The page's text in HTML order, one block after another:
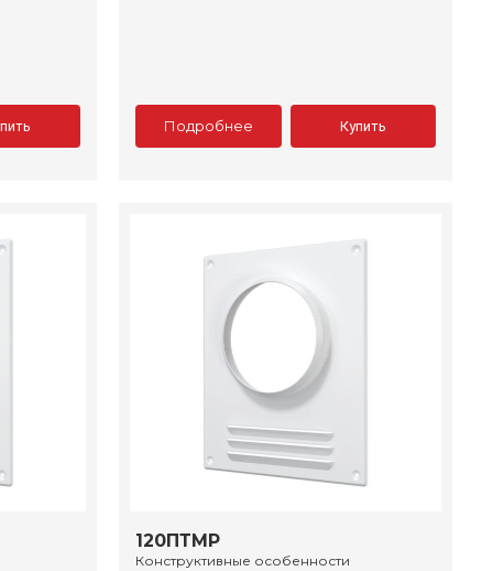
Подробнее Купить
120ПТМР
Конструктивные особенности